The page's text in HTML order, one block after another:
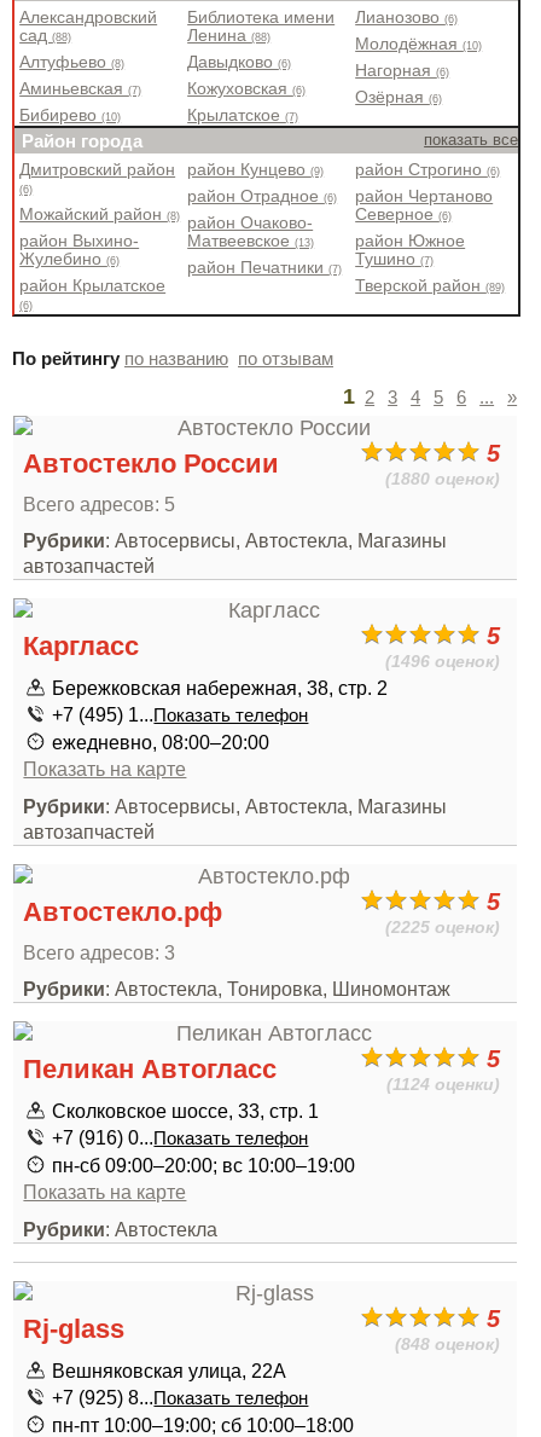
Александровский
сад(88)
Алтуфьево(8)
Аминьевская(7)
Бибирево(10)
Библиотека имени
Ленина(88)
Давыдково(6)
Кожуховская(6)
Крылатское(7)
Лианозово(6)
Молодёжная(10)
Нагорная(6)
Озёрная(6)
Район города показать все
Дмитровский район
(6)
Можайский район(8)
район Выхино-
Жулебино(6)
район Крылатское
(6)
район Кунцево(9)
район Отрадное(6)
район Очаково-
Матвеевское(13)
район Печатники(7)
район Строгино(6)
район Чертаново
Северное(6)
район Южное
Тушино(7)
Тверской район(89)
По рейтингу по названию по отзывам
1 2 3 4 5 6 ... »
5
(1880 оценок)
Автостекло России
Всего адресов: 5
Рубрики: Автосервисы, Автостекла, Магазины
автозапчастей
5
(1496 оценок)
Каргласс
Бережковская набережная, 38, стр. 2
+7 (495) 1...Показать телефон
ежедневно, 08:00–20:00
Показать на карте
Рубрики: Автосервисы, Автостекла, Магазины
автозапчастей
5
(2225 оценок)
Автостекло.рф
Всего адресов: 3
Рубрики: Автостекла, Тонировка, Шиномонтаж
5
(1124 оценки)
Пеликан Автогласс
Сколковское шоссе, 33, стр. 1
+7 (916) 0...Показать телефон
пн-сб 09:00–20:00; вс 10:00–19:00
Показать на карте
Рубрики: Автостекла
5
(848 оценок)
Rj-glass
Вешняковская улица, 22А
+7 (925) 8...Показать телефон
пн-пт 10:00–19:00; сб 10:00–18:00